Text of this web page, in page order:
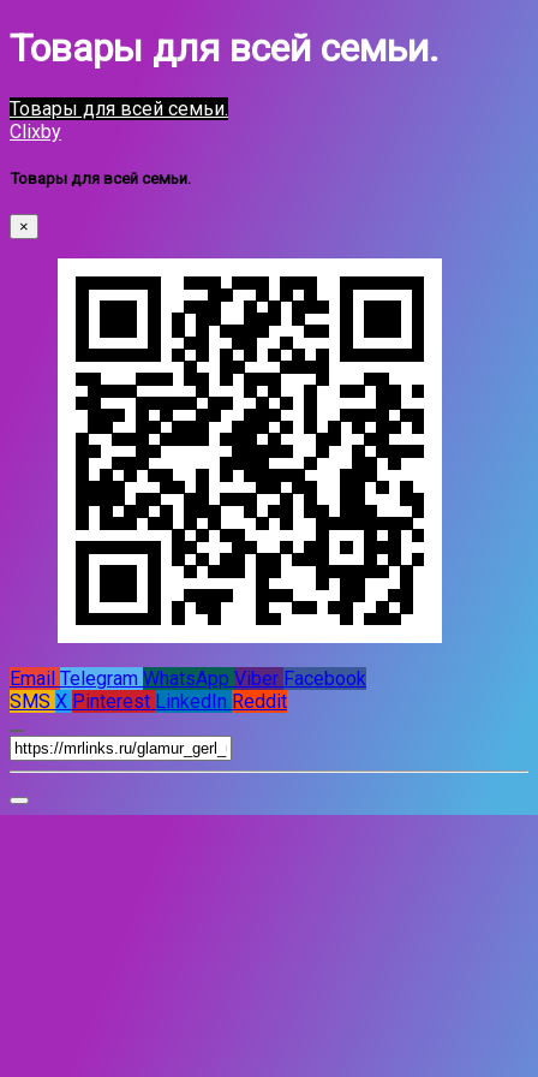
Товары для всей семьи.
Товары для всей семьи.
Clixby
Товары для всей семьи.
×
Email Telegram WhatsApp Viber Facebook
SMS X Pinterest LinkedIn Reddit